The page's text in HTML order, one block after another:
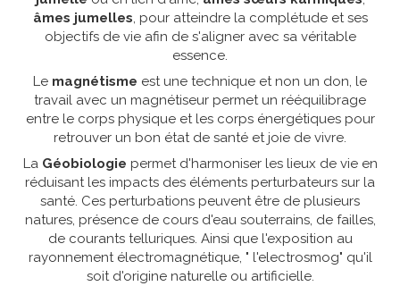
âmes jumelles, pour atteindre la complétude et ses
objectifs de vie afin de s'aligner avec sa véritable
essence.
Le magnétisme est une technique et non un don, le
travail avec un magnétiseur permet un rééquilibrage
entre le corps physique et les corps énergétiques pour
retrouver un bon état de santé et joie de vivre.
La Géobiologie permet d'harmoniser les lieux de vie en
réduisant les impacts des éléments perturbateurs sur la
santé. Ces perturbations peuvent être de plusieurs
natures, présence de cours d'eau souterrains, de failles,
de courants telluriques. Ainsi que l'exposition au
rayonnement électromagnétique, " l'electrosmog" qu'il
soit d'origine naturelle ou artificielle.